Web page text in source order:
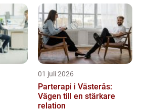
01 juli 2026
Parterapi i Västerås:
Vägen till en stärkare
relation